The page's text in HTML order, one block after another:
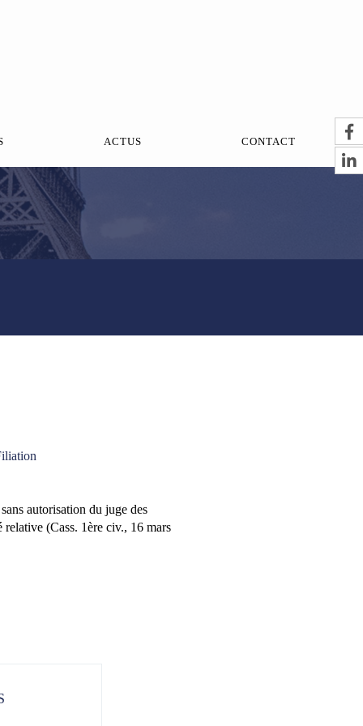
ACTUS CONTACT
autorisation du juge des
(Cass. 1ère civ., 16 mars